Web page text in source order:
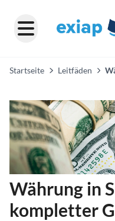
Startseite Leitfäden
Währung in
kompletter